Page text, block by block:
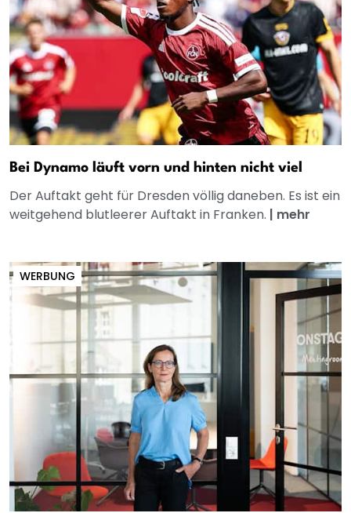
Bei Dynamo läuft vorn und hinten nicht viel
Der Auftakt geht für Dresden völlig daneben. Es ist ein
weitgehend blutleerer Auftakt in Franken. | mehr
WERBUNG